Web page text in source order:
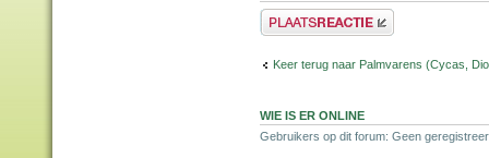
Plaats een reactie
Keer terug naar Palmvarens (Cycas,
WIE IS ER ONLINE
Gebruikers op dit forum: Geen